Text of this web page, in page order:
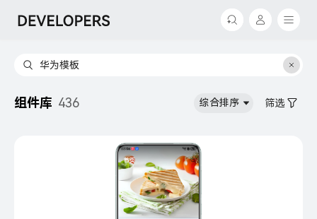
探索
设计
我的
Hello，
组件库 436 综合排序 筛选